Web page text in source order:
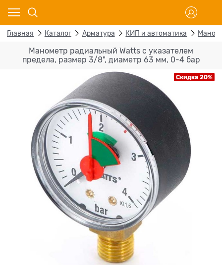
Главная Каталог Арматура КИП и автоматика
Манометр радиальный Watts с указателем
предела, размер 3/8", диаметр 63 мм, 0-4 бар
Скидка 20%